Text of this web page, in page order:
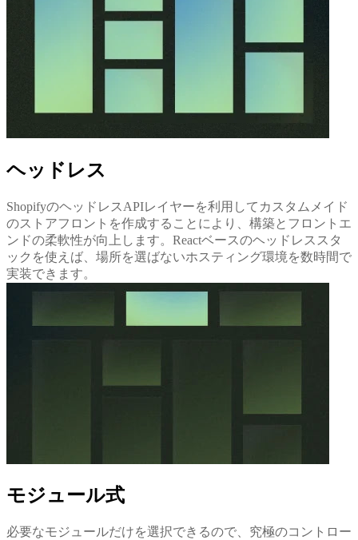
ヘッドレス
ShopifyのヘッドレスAPIレイヤーを利用してカスタムメイド
のストアフロントを作成することにより、構築とフロントエ
ンドの柔軟性が向上します。Reactベースのヘッドレススタ
ックを使えば、場所を選ばないホスティング環境を数時間で
実装できます。
モジュール式
必要なモジュールだけを選択できるので、究極のコントロー